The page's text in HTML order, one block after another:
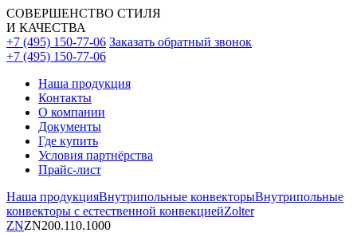
СОВЕРШЕНСТВО СТИЛЯ
И КАЧЕСТВА
+7 (495) 150-77-06 Заказать обратный звонок
+7 (495) 150-77-06
Наша продукция
Контакты
О компании
Документы
Где купить
Условия партнёрства
Прайс-лист
Наша продукцияВнутрипольные конвекторыВнутрипольные
конвекторы с естественной конвекциейZolter
ZNZN200.110.1000